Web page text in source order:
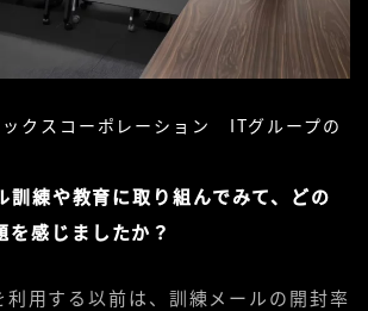
クスコーポレーション ITグループの
訓練や教育に取り組んでみて、どの
を感じましたか？
用する以前は、訓練メールの開封率